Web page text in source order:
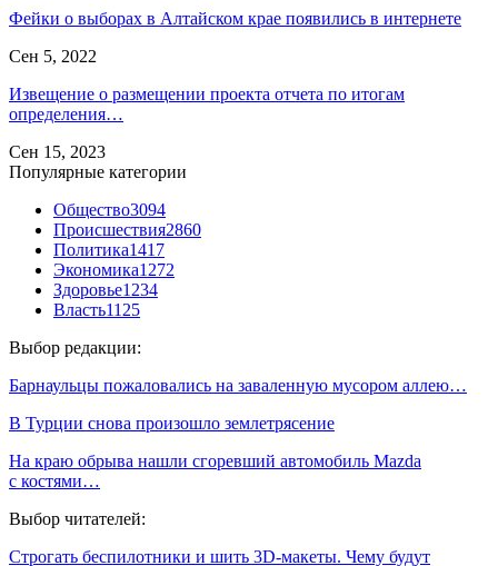
Фейки о выборах в Алтайском крае появились в интернете
Сен 5, 2022
Извещение о размещении проекта отчета по итогам
определения…
Сен 15, 2023
Популярные категории
Общество3094
Происшествия2860
Политика1417
Экономика1272
Здоровье1234
Власть1125
Выбор редакции:
Барнаульцы пожаловались на заваленную мусором аллею…
В Турции снова произошло землетрясение
На краю обрыва нашли сгоревший автомобиль Mazda
с костями…
Выбор читателей:
Строгать беспилотники и шить 3D-макеты. Чему будут